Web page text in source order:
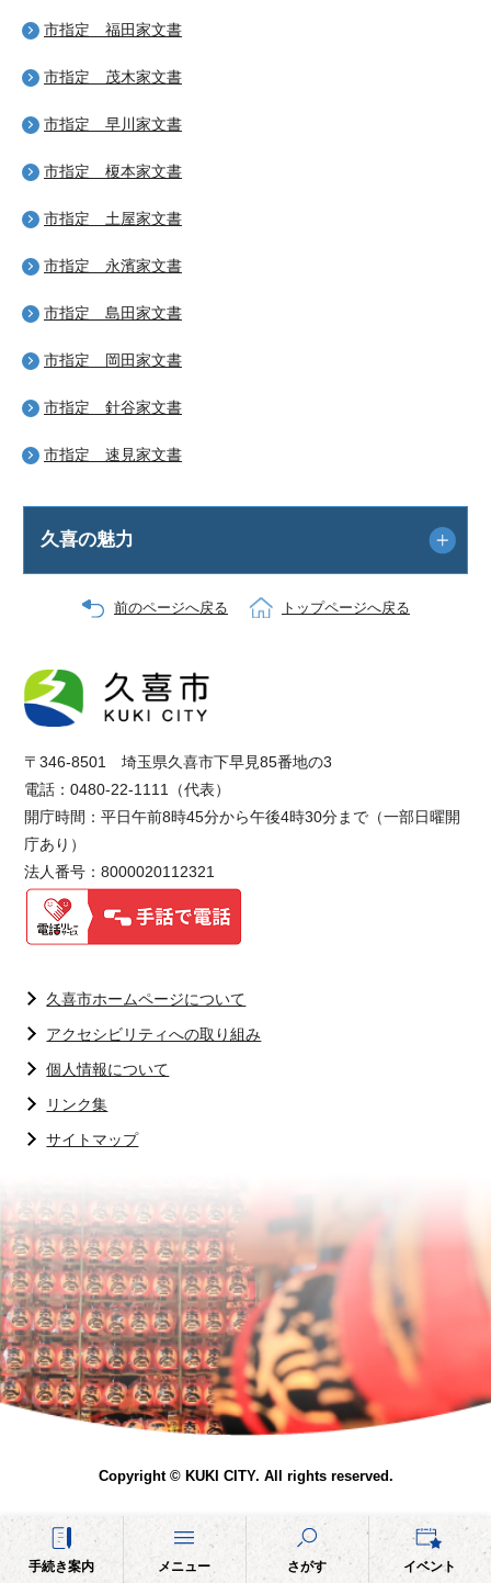
市指定 福田家文書
市指定 茂木家文書
市指定 早川家文書
市指定 榎本家文書
市指定 土屋家文書
市指定 永濱家文書
市指定 島田家文書
市指定 岡田家文書
市指定 針谷家文書
市指定 速見家文書
久喜の魅力
前のページへ戻る トップページへ戻る
手続き案内 メニュー さがす イベント
〒346-8501 埼玉県久喜市下早見85番地の3
電話：0480-22-1111（代表）
開庁時間：平日午前8時45分から午後4時30分まで（一部日曜開
庁あり）
法人番号：8000020112321
久喜市ホームページについて
アクセシビリティへの取り組み
個人情報について
リンク集
サイトマップ
Copyright © KUKI CITY. All rights reserved.